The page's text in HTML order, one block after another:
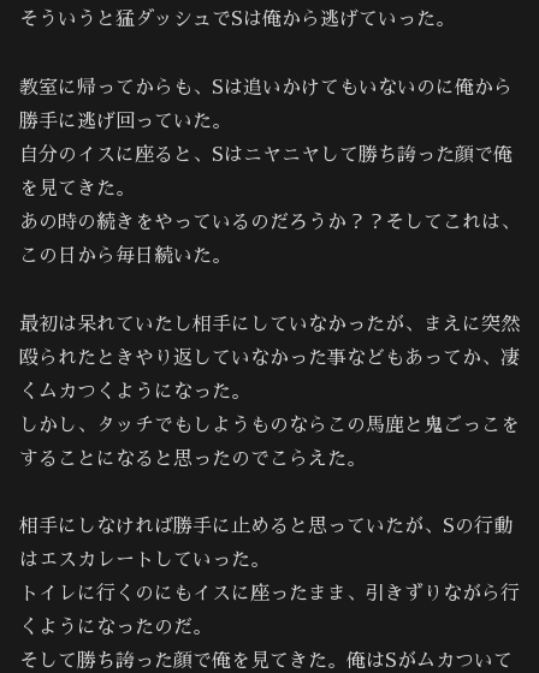
そういうと猛ダッシュでSは俺から逃げていった。
教室に帰ってからも、Sは追いかけてもいないのに俺から
勝手に逃げ回っていた。
自分のイスに座ると、Sはニヤニヤして勝ち誇った顔で俺
を見てきた。
あの時の続きをやっているのだろうか？？そしてこれは、
この日から毎日続いた。
最初は呆れていたし相手にしていなかったが、まえに突然
殴られたときやり返していなかった事などもあってか、凄
くムカつくようになった。
しかし、タッチでもしようものならこの馬鹿と鬼ごっこを
することになると思ったのでこらえた。
相手にしなければ勝手に止めると思っていたが、Sの行動
はエスカレートしていった。
トイレに行くのにもイスに座ったまま、引きずりながら行
くようになったのだ。
そして勝ち誇った顔で俺を見てきた。俺はSがムカついて